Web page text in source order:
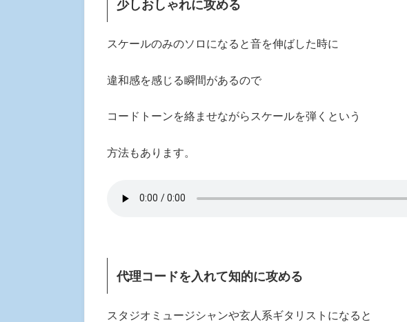
少しおしゃれに攻める
スケールのみのソロになると音を伸ばした時に
違和感を感じる瞬間があるので
コードトーンを絡ませながらスケールを弾くという
方法もあります。
代理コードを入れて知的に攻める
スタジオミュージシャンや玄人系ギタリストになると